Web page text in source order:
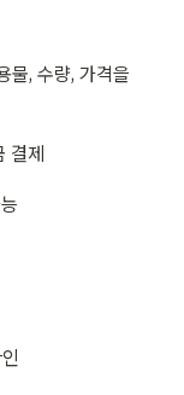
물, 수량, 가격을
결제